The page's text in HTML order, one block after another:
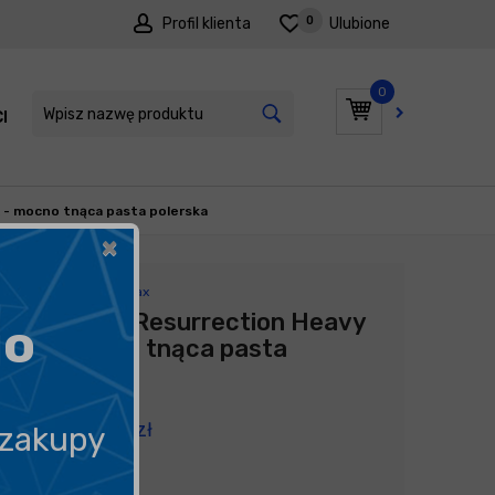
Profil klienta Ulubione
0
0
PROMOCJE
- mocno tnąca pasta polerska
Producent: Angelwax
Angelwax Resurrection Heavy
1L - mocno tnąca pasta
polerska
279,00 zł
/ litr
×